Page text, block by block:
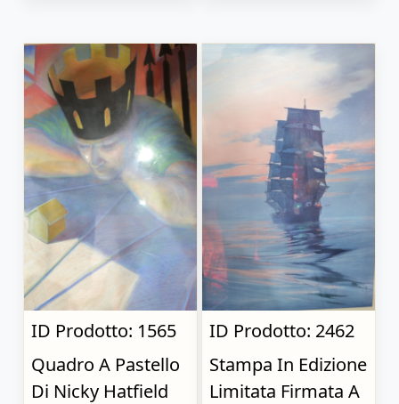
ID Prodotto: 1565
Quadro A Pastello
Di Nicky Hatfield
ID Prodotto: 2462
Stampa In Edizione
Limitata Firmata A